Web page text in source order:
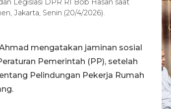
Legislasi DPR RI Bob Hasan saat
Jakarta, Senin (20/4/2026).
mengatakan jaminan sosial
Pemerintah (PP), setelah
Pelindungan Pekerja Rumah